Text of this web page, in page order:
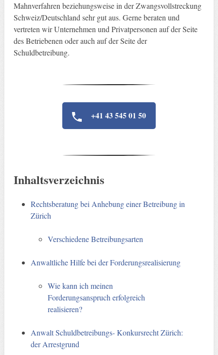
Mahnverfahren beziehungsweise in der Zwangsvollstreckung
Schweiz/Deutschland sehr gut aus. Gerne beraten und
vertreten wir Unternehmen und Privatpersonen auf der Seite
des Betriebenen oder auch auf der Seite der
Schuldbetreibung.
+41 43 545 01 50
Inhaltsverzeichnis
Rechtsberatung bei Anhebung einer Betreibung in
Zürich
Verschiedene Betreibungsarten
Anwaltliche Hilfe bei der Forderungsrealisierung
Wie kann ich meinen
Forderungsanspruch erfolgreich
realisieren?
Anwalt Schuldbetreibungs- Konkursrecht Zürich:
der Arrestgrund